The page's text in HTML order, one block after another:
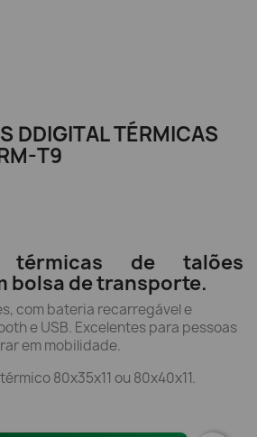
DDIGITAL TÉRMICAS
T9
térmicas de talões
bolsa de transporte.
com bateria recarregável e
e USB. Excelentes para pessoas
em mobilidade.
80x35x11 ou 80x40x11.